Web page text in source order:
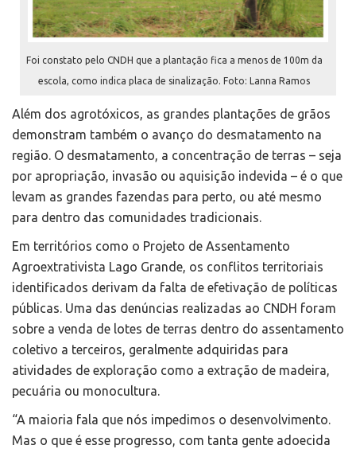
Foi constato pelo CNDH que a plantação fica a menos de 100m da
escola, como indica placa de sinalização. Foto: Lanna Ramos
Além dos agrotóxicos, as grandes plantações de grãos
demonstram também o avanço do desmatamento na
região. O desmatamento, a concentração de terras – seja
por apropriação, invasão ou aquisição indevida – é o que
levam as grandes fazendas para perto, ou até mesmo
para dentro das comunidades tradicionais.
Em territórios como o Projeto de Assentamento
Agroextrativista Lago Grande, os conflitos territoriais
identificados derivam da falta de efetivação de políticas
públicas. Uma das denúncias realizadas ao CNDH foram
sobre a venda de lotes de terras dentro do assentamento
coletivo a terceiros, geralmente adquiridas para
atividades de exploração como a extração de madeira,
pecuária ou monocultura.
“A maioria fala que nós impedimos o desenvolvimento.
Mas o que é esse progresso, com tanta gente adoecida